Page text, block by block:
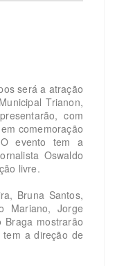
será a atração
Trianon,
com
comemoração
evento tem a
Oswaldo
livre.
Bruna Santos,
Mariano, Jorge
Braga mostrarão
a direção de